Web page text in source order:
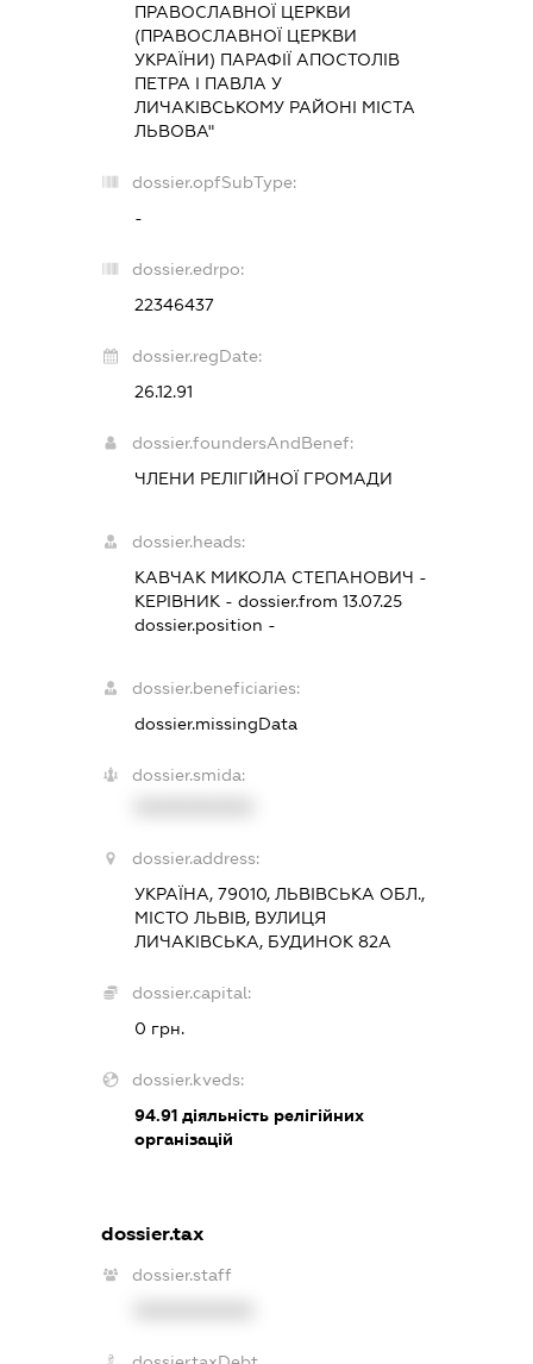
ПРАВОСЛАВНОЇ ЦЕРКВИ
(ПРАВОСЛАВНОЇ ЦЕРКВИ
УКРАЇНИ) ПАРАФІЇ АПОСТОЛІВ
ПЕТРА І ПАВЛА У
ЛИЧАКІВСЬКОМУ РАЙОНІ МІСТА
ЛЬВОВА"
dossier.opfSubType:
-
dossier.edrpo:
22346437
dossier.regDate:
26.12.91
dossier.foundersAndBenef:
ЧЛЕНИ РЕЛІГІЙНОЇ ГРОМАДИ
dossier.heads:
КАВЧАК МИКОЛА СТЕПАНОВИЧ -
КЕРІВНИК- dossier.from 13.07.25
dossier.position -
dossier.beneficiaries:
dossier.missingData
dossier.smida:
dossier.address:
УКРАЇНА, 79010, ЛЬВІВСЬКА ОБЛ.,
МІСТО ЛЬВІВ, ВУЛИЦЯ
ЛИЧАКІВСЬКА, БУДИНОК 82А
dossier.capital:
0 грн.
dossier.kveds:
94.91діяльність релігійних
організацій
dossier.tax
dossier.staff